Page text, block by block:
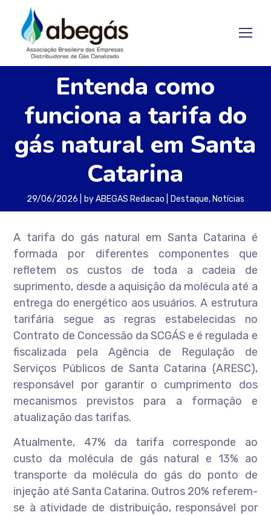
Entenda como
funciona a tarifa do
gás natural em Santa
Catarina
29/06/2026 byABEGAS Redacao Destaque, Notícias
A tarifa do gás natural em Santa Catarina é
formada por diferentes componentes que
refletem os custos de toda a cadeia de
suprimento, desde a aquisição da molécula até a
entrega do energético aos usuários. A estrutura
tarifária segue as regras estabelecidas no
Contrato de Concessão da SCGÁS e é regulada e
fiscalizada pela Agência de Regulação de
Serviços Públicos de Santa Catarina (ARESC),
responsável por garantir o cumprimento dos
mecanismos previstos para a formação e
atualização das tarifas.
Atualmente, 47% da tarifa corresponde ao
custo da molécula de gás natural e 13% ao
transporte da molécula do gás do ponto de
injeção até Santa Catarina. Outros 20% referem-
se à atividade de distribuição, responsável por